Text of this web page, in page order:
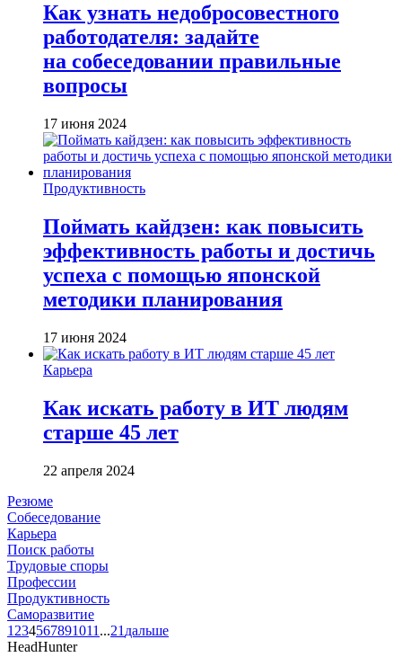
Как узнать недобросовестного
работодателя: задайте
на собеседовании правильные
вопросы
17 июня 2024
Продуктивность
Поймать кайдзен: как повысить
эффективность работы и достичь
успеха с помощью японской
методики планирования
17 июня 2024
Карьера
Как искать работу в ИТ людям
старше 45 лет
22 апреля 2024
Резюме
Собеседование
Карьера
Поиск работы
Трудовые споры
Профессии
Продуктивность
Саморазвитие
1 234567891011 ...21 дальше
HeadHunter